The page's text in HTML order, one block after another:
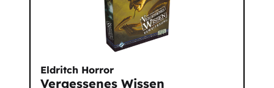
Eldritch Horror
Vergessenes Wissen